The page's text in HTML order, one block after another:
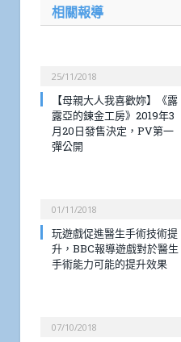
相關報導
25/11/2018
【母親大人我喜歡妳】《露
露亞的鍊金工房》2019年3
月20日發售決定，PV第一
彈公開
01/11/2018
玩遊戲促進醫生手術技術提
升，BBC報導遊戲對於醫生
手術能力可能的提升效果
07/10/2018